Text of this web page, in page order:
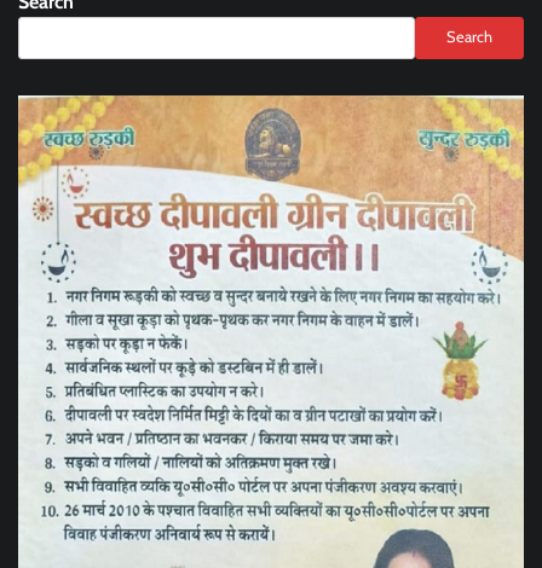
Search